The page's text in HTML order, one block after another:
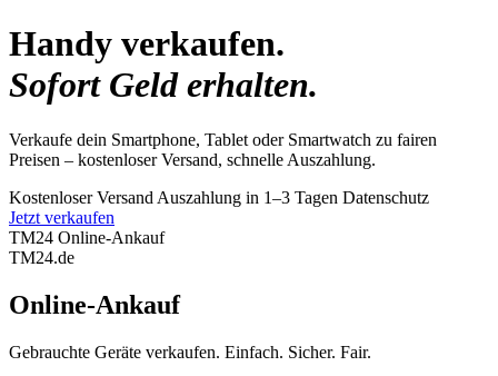
Handy verkaufen.
Sofort Geld erhalten.
Verkaufe dein Smartphone, Tablet oder Smartwatch zu fairen
Preisen – kostenloser Versand, schnelle Auszahlung.
Kostenloser Versand Auszahlung in 1–3 Tagen Datenschutz
Jetzt verkaufen
TM24 Online-Ankauf
TM24.de
Online-Ankauf
Gebrauchte Geräte verkaufen. Einfach. Sicher. Fair.